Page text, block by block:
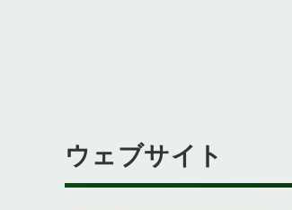
ウェブサイト